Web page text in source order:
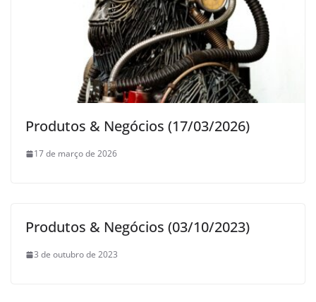
Produtos & Negócios (17/03/2026)
17 de março de 2026
Produtos & Negócios (03/10/2023)
3 de outubro de 2023